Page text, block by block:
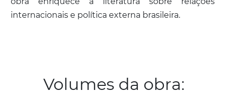
internacionais e política externa brasileira.
Volumes da obra: